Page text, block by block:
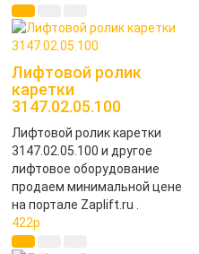
Лифтовой ролик
каретки
3147.02.05.100
Лифтовой ролик каретки
3147.02.05.100 и другое
лифтовое оборудование
продаем минимальной цене
на портале Zaplift.ru .
422p